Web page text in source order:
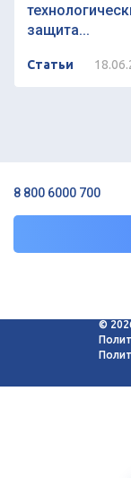
защита...
Статьи
8 800 6000 700
©